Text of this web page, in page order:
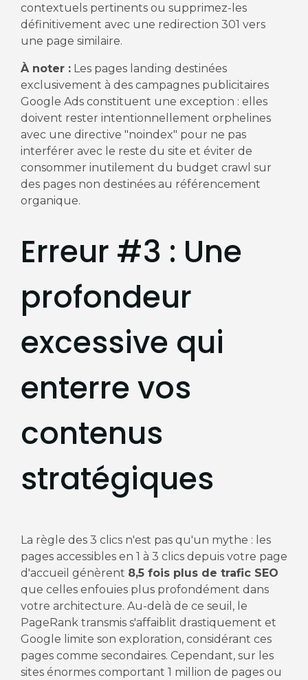
contextuels pertinents ou supprimez-les
définitivement avec une redirection 301 vers
une page similaire.
À noter :Les pages landing destinées
exclusivement à des campagnes publicitaires
Google Ads constituent une exception : elles
doivent rester intentionnellement orphelines
avec une directive "noindex" pour ne pas
interférer avec le reste du site et éviter de
consommer inutilement du budget crawl sur
des pages non destinées au référencement
organique.
Erreur #3 : Une
profondeur
excessive qui
enterre vos
contenus
stratégiques
La règle des 3 clics n'est pas qu'un mythe : les
pages accessibles en 1 à 3 clics depuis votre page
d'accueil génèrent 8,5 fois plus de trafic SEO
que celles enfouies plus profondément dans
votre architecture. Au-delà de ce seuil, le
PageRank transmis s'affaiblit drastiquement et
Google limite son exploration, considérant ces
pages comme secondaires. Cependant, sur les
sites énormes comportant 1 million de pages ou